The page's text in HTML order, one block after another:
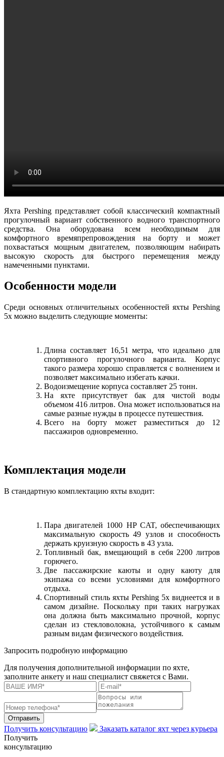
Яхта Pershing представляет собой классический компактный
прогулочный вариант собственного водного транспортного
средства. Она оборудована всем необходимым для
комфортного времяпрепровождения на борту и может
похвастаться мощным двигателем, позволяющим набирать
высокую скорость для быстрого перемещения между
намеченными пунктами.
Особенности модели
Среди основных отличительных особенностей яхты Pershing
5x можно выделить следующие моменты:
Длина составляет 16,51 метра, что идеально для
спортивного прогулочного варианта. Корпус
такого размера хорошо справляется с волнением и
позволяет максимально избегать качки.
Водоизмещение корпуса составляет 25 тонн.
На яхте присутствует бак для чистой воды
объемом 416 литров. Она может использоваться на
самые разные нужды в процессе путешествия.
Всего на борту может разместиться до 12
пассажиров одновременно.
Комплектация модели
В стандартную комплектацию яхты входит:
Пара двигателей 1000 HP CAT, обеспечивающих
максимальную скорость 49 узлов и способность
держать круизную скорость в 43 узла.
Топливный бак, вмещающий в себя 2200 литров
горючего.
Две пассажирские каюты и одну каюту для
экипажа со всеми условиями для комфортного
отдыха.
Спортивный стиль яхты Pershing 5x виднеется и в
самом дизайне. Поскольку при таких нагрузках
она должна быть максимально прочной, корпус
сделан из стекловолокна, устойчивого к самым
разным видам физического воздействия.
Запросить подробную информацию
Для получения дополнительной информации по яхте,
заполните анкету и наш специалист свяжется с Вами.
Отправить
Получить консультацию
Заказать каталог яхт через курьера
Получить
консультацию